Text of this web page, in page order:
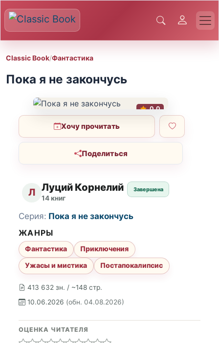
Classic Book/Фантастика
Пока я не закончусь
0.0
Хочу прочитать
Поделиться
Л Луций Корнелий
14 книг
Завершена
413 632 зн. / ~148 стр.
10.06.2026 (обн. 04.08.2026)
Серия: Пока я не закончусь
ЖАНРЫ
Фантастика
Приключения
Ужасы и мистика
Постапокалипсис
ОЦЕНКА ЧИТАТЕЛЯ